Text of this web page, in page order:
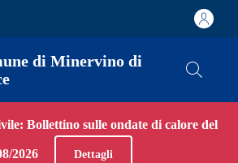
di Minervino di
evidenza
Bollettino sulle ondate di calore del
2026 Dettagli